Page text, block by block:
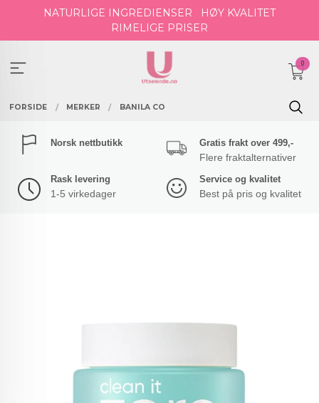
NATURLIGE INGREDIENSER
HØY KVALITET
RIMELIGE PRISER
0
FORSIDE MERKER BANILA CO
Norsk nettbutikk Gratis frakt over 499,-
Flere fraktalternativer
Rask levering
1-5 virkedager
Service og kvalitet
Best på pris og kvalitet